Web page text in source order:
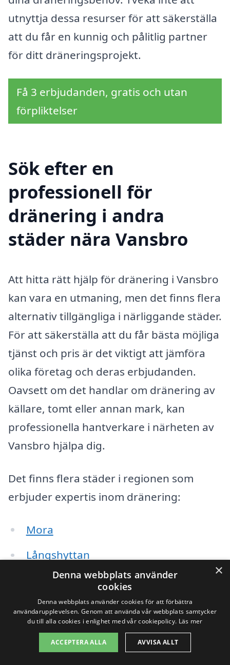
utnyttja dessa resurser för att säkerställa
att du får en kunnig och pålitlig partner
för ditt dräneringsprojekt.
Få 3 erbjudanden, gratis och utan
förpliktelser
Sök efter en
professionell för
dränering i andra
städer nära Vansbro
Att hitta rätt hjälp för dränering i Vansbro
kan vara en utmaning, men det finns flera
alternativ tillgängliga i närliggande städer.
För att säkerställa att du får bästa möjliga
tjänst och pris är det viktigt att jämföra
olika företag och deras erbjudanden.
Oavsett om det handlar om dränering av
källare, tomt eller annan mark, kan
professionella hantverkare i närheten av
Vansbro hjälpa dig.
Det finns flera städer i regionen som
erbjuder expertis inom dränering:
Mora
Långshyttan
Borlänge
Falun
Hälsinggården
×
Denna webbplats använder
cookies
Denna webbplats använder cookies för att förbättra
användarupplevelsen. Genom att använda vår webbplats samtycker
du till alla cookies i enlighet med vår cookiepolicy. Läs mer
ACCEPTERA ALLA AVVISA ALLT